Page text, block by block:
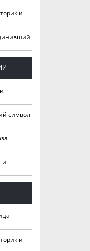
и
символ
и
и